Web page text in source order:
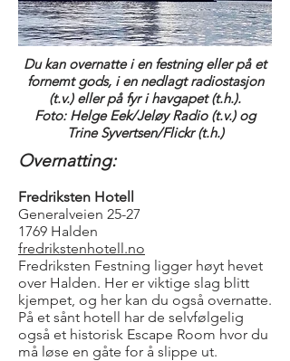
Du kan overnatte i en festning eller på et
fornemt gods, i en nedlagt radiostasjon
(t.v.) eller på fyr i havgapet (t.h.).
Foto: Helge Eek/Jeløy Radio (t.v.) og
Trine Syvertsen/Flickr (t.h.)
Overnatting:
Fredriksten Hotell
Generalveien 25-27
1769 Halden
fredrikstenhotell.no
Fredriksten Festning ligger høyt hevet
over Halden. Her er viktige slag blitt
kjempet, og her kan du også overnatte.
På et sånt hotell har de selvfølgelig
også et historisk Escape Room hvor du
må løse en gåte for å slippe ut.